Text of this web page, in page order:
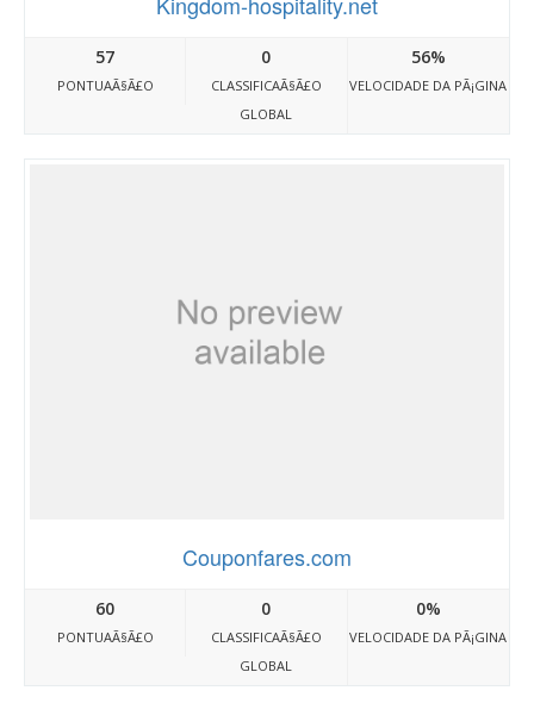
57
PONTUAÃ§Ã£O
0
CLASSIFICAÃ§Ã£O
GLOBAL
56%
VELOCIDADE DA PÃ¡GINA
Couponfares.com
60
PONTUAÃ§Ã£O
0
CLASSIFICAÃ§Ã£O
GLOBAL
0%
VELOCIDADE DA PÃ¡GINA